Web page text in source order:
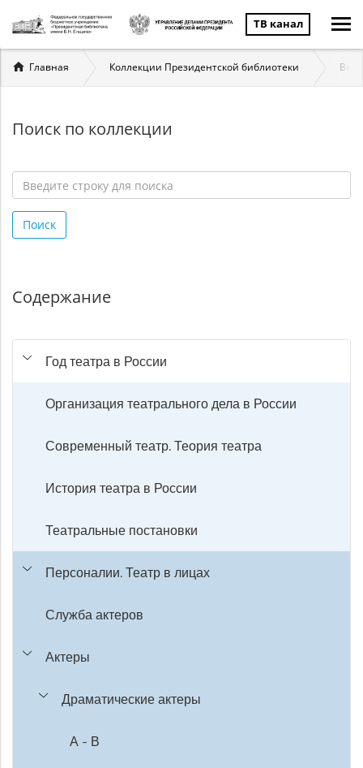
ТВ канал
Вы
здесь
Главная Коллекции Президентской библиотеки
Поиск по коллекции
строку
для
Поиск
Содержание
Год театра в России
Организация театрального дела в России
Современный театр. Теория театра
История театра в России
Театральные постановки
Персоналии. Театр в лицах
Служба актеров
Актеры
Драматические актеры
А - В